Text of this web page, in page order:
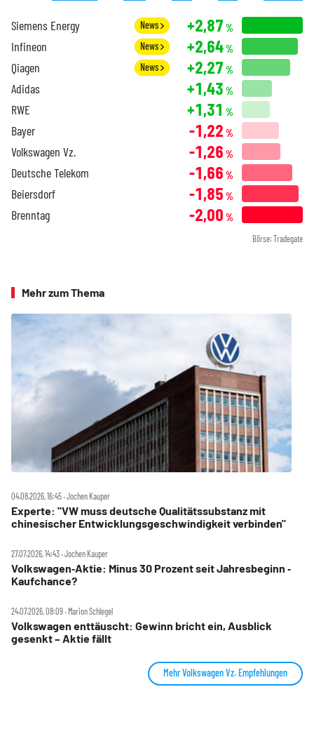
Siemens Energy News +2,87 %
Infineon News +2,64%
Qiagen News +2,27 %
Adidas +1,43 %
RWE +1,31 %
Bayer -1,22 %
Volkswagen Vz. -1,26 %
Deutsche Telekom -1,66 %
Beiersdorf -1,85 %
Brenntag -2,00 %
Börse: Tradegate
Mehr zum Thema
04.08.2026, 16:45 ‧ Jochen Kauper
Experte: "VW muss deutsche Qualitätssubstanz mit
chinesischer Entwicklungsgeschwindigkeit verbinden"
27.07.2026, 14:43 ‧ Jochen Kauper
Volkswagen‑Aktie: Minus 30 Prozent seit Jahresbeginn ‑
Kaufchance?
24.07.2026, 08:09 ‧ Marion Schlegel
Volkswagen enttäuscht: Gewinn bricht ein, Ausblick
gesenkt – Aktie fällt
Mehr Volkswagen Vz. Empfehlungen